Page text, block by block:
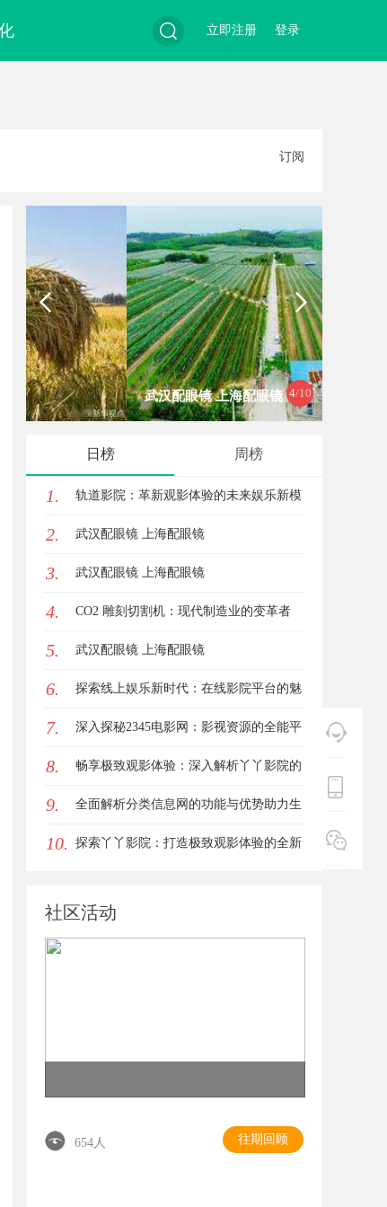
登录
立即注册
订阅
4/10
武汉配眼镜 上海配眼镜
日榜 周榜
1. 轨道影院：革新观影体验的未来娱乐新模
式
2. 武汉配眼镜 上海配眼镜
3. 武汉配眼镜 上海配眼镜
4. CO2 雕刻切割机：现代制造业的变革者
5. 武汉配眼镜 上海配眼镜
6. 探索线上娱乐新时代：在线影院平台的魅
力与未来发展趋势
7. 深入探秘2345电影网：影视资源的全能平
台解析
8. 畅享极致观影体验：深入解析丫丫影院的
魅力与优势
9. 全面解析分类信息网的功能与优势助力生
活便捷化
10. 探索丫丫影院：打造极致观影体验的全新
社区活动
654人 往期回顾